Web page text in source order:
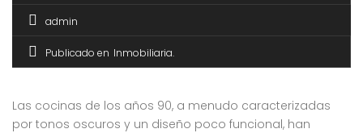
admin
Publicado en Inmobiliaria
Las cocinas de los años 90, a menudo caracterizadas
por tonos oscuros y un diseño poco funcional, han